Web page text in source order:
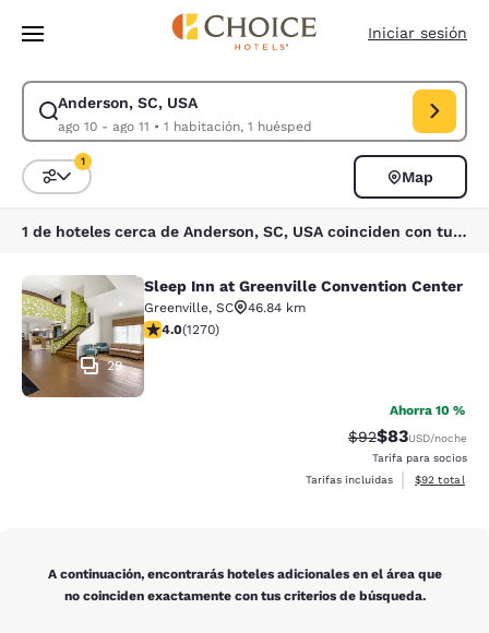
Pasar A Contenido Principal
Iniciar sesión
Anderson, SC, USA
ago 10 - ago 11 • 1 habitación, 1 huésped
Modificar la búsqueda de Anderson, SC, USA. Fecha de check-in ago
Ordenar y filtrar
1
Map
1 de hoteles cerca de Anderson, SC, USA coinciden con tus filtros
Sleep Inn at Greenville Convention
29
Sleep Inn at Greenville Convention Center
Greenville, SC
46.84 km
calificación de 3.95 estrellas. Bueno. 1270 reseñas
4.0(1270)
Ahorra 10 %
Precio tachado:
$92Precio con
$83USD/noche
Tarifa para socios
Tarifas incluidas
Ver detalles
$92 total
A continuación, encontrarás hoteles adicionales en el área que
no coinciden exactamente con tus criterios de búsqueda.